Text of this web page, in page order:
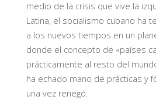
medio de la crisis que vive la
Latina, el socialismo cubano ha
a los nuevos tiempos en un
donde el concepto de «países
prácticamente al resto del
ha echado mano de prácticas y
una vez renegó.